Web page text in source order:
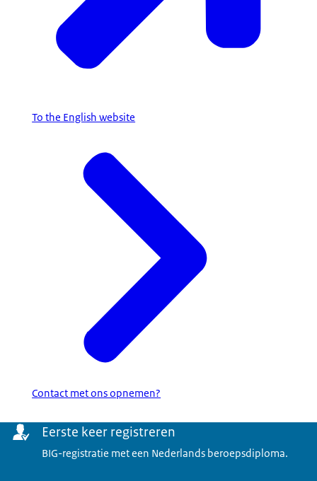
To the English website
Contact met ons opnemen?
Menu Eerste keer registreren
BIG-registratie met een Nederlands beroepsdiploma.